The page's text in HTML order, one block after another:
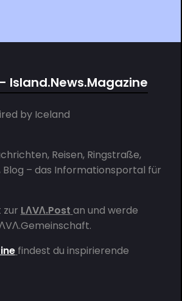
Island.News.Magazine
Reisen, Ringstraße,
Blog – das Informationsportal für
zur LΛVΛ.Post an und werde
.
findest du inspirierende